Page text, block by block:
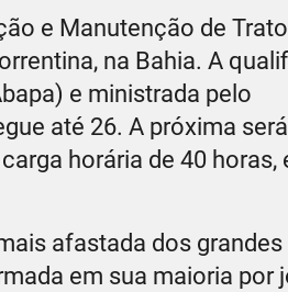
e Manutenção de
na Bahia. A
e ministrada pelo
até 26. A próxima será
horária de 40 horas,
afastada dos grandes
em sua maioria por